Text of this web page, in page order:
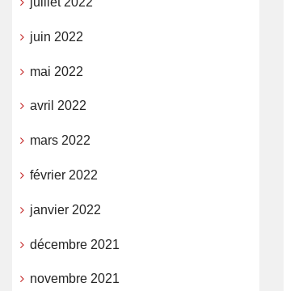
juin 2022
mai 2022
avril 2022
mars 2022
février 2022
janvier 2022
décembre 2021
novembre 2021